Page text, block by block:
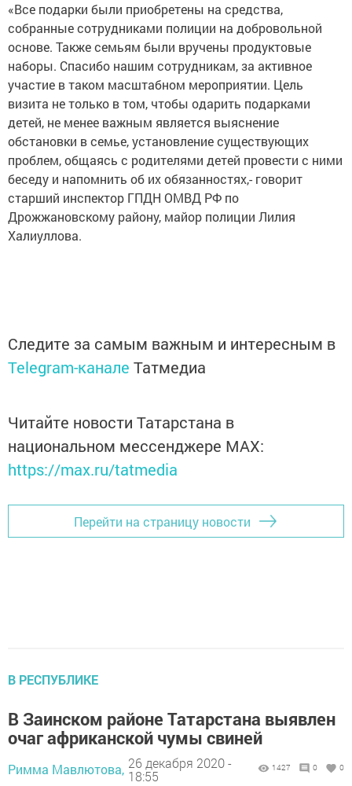
«Все подарки были приобретены на средства,
собранные сотрудниками полиции на добровольной
основе. Также семьям были вручены продуктовые
наборы. Спасибо нашим сотрудникам, за активное
участие в таком масштабном мероприятии. Цель
визита не только в том, чтобы одарить подарками
детей, не менее важным является выяснение
обстановки в семье, установление существующих
проблем, общаясь с родителями детей провести с ними
беседу и напомнить об их обязанностях,- говорит
старший инспектор ГПДН ОМВД РФ по
Дрожжановскому району, майор полиции Лилия
Халиуллова.
Следите за самым важным и интересным в
Telegram-канале Татмедиа
Читайте новости Татарстана в
национальном мессенджере MАХ:
https://max.ru/tatmedia
Перейти на страницу новости
В РЕСПУБЛИКЕ
В Заинском районе Татарстана выявлен
очаг африканской чумы свиней
Римма Мавлютова, 26 декабря 2020 -
18:55
1427 0 0